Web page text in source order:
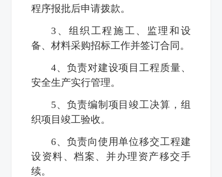
程序报批后申请拨款。
3、组织工程施工、监理和设
备、材料采购招标工作并签订合同。
4、负责对建设项目工程质量、
安全生产实行管理。
5、负责编制项目竣工决算，组
织项目竣工验收。
6、负责向使用单位移交工程建
设资料、档案、并办理资产移交手
续。